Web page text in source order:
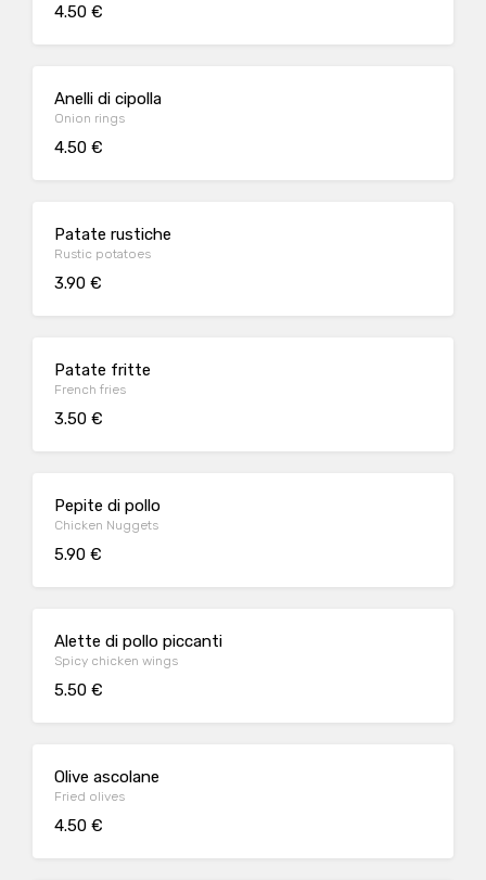
4.50 €
Anelli di cipolla
Onion rings
4.50 €
Patate rustiche
Rustic potatoes
3.90 €
Patate fritte
French fries
3.50 €
Pepite di pollo
Chicken Nuggets
5.90 €
Alette di pollo piccanti
Spicy chicken wings
5.50 €
Olive ascolane
Fried olives
4.50 €